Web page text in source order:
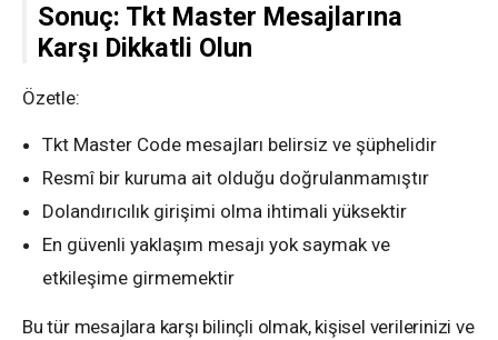
Sonuç: Tkt Master Mesajlarına
Karşı Dikkatli Olun
Özetle:
Tkt Master Code mesajları belirsiz ve şüphelidir
Resmî bir kuruma ait olduğu doğrulanmamıştır
Dolandırıcılık girişimi olma ihtimali yüksektir
En güvenli yaklaşım mesajı yok saymak ve
etkileşime girmemektir
Bu tür mesajlara karşı bilinçli olmak, kişisel verilerinizi ve